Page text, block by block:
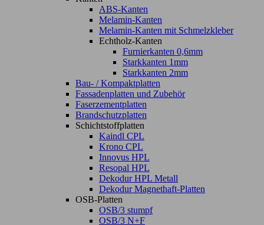
ABS-Kanten
Melamin-Kanten
Melamin-Kanten mit Schmelzkleber
Echtholz-Kanten
Furnierkanten 0,6mm
Starkkanten 1mm
Starkkanten 2mm
Bau- / Kompaktplatten
Fassadenplatten und Zubehör
Faserzementplatten
Brandschutzplatten
Schichtstoffplatten
Kaindl CPL
Krono CPL
Innovus HPL
Resopal HPL
Dekodur HPL Metall
Dekodur Magnethaft-Platten
OSB-Platten
OSB/3 stumpf
OSB/3 N+F